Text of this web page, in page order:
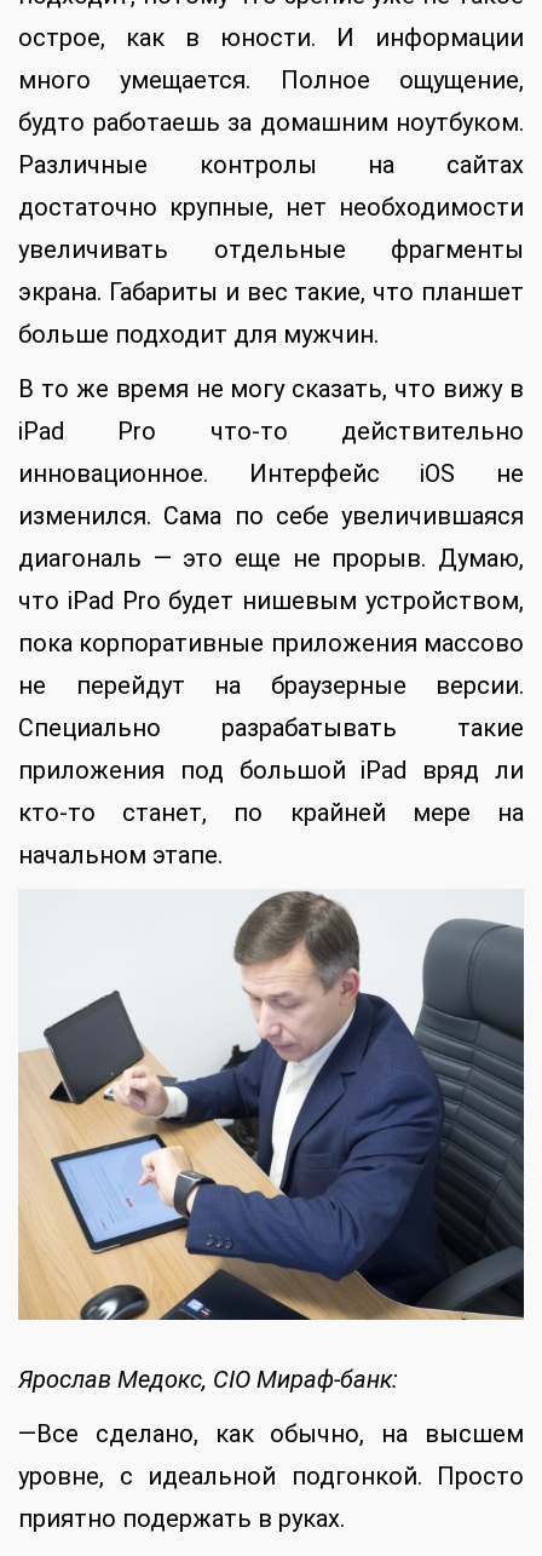
острое, как в юности. И информации
много умещается. Полное ощущение,
будто работаешь за домашним ноутбуком.
Различные контролы на сайтах
достаточно крупные, нет необходимости
увеличивать отдельные фрагменты
экрана. Габариты и вес такие, что планшет
больше подходит для мужчин.
В то же время не могу сказать, что вижу в
iPad Pro что-то действительно
инновационное. Интерфейс iOS не
изменился. Сама по себе увеличившаяся
диагональ — это еще не прорыв. Думаю,
что iPad Pro будет нишевым устройством,
пока корпоративные приложения массово
не перейдут на браузерные версии.
Специально разрабатывать такие
приложения под большой iPad вряд ли
кто-то станет, по крайней мере на
начальном этапе.
Ярослав Медокс, CIO Мираф-банк:
—Все сделано, как обычно, на высшем
уровне, с идеальной подгонкой. Просто
приятно подержать в руках.